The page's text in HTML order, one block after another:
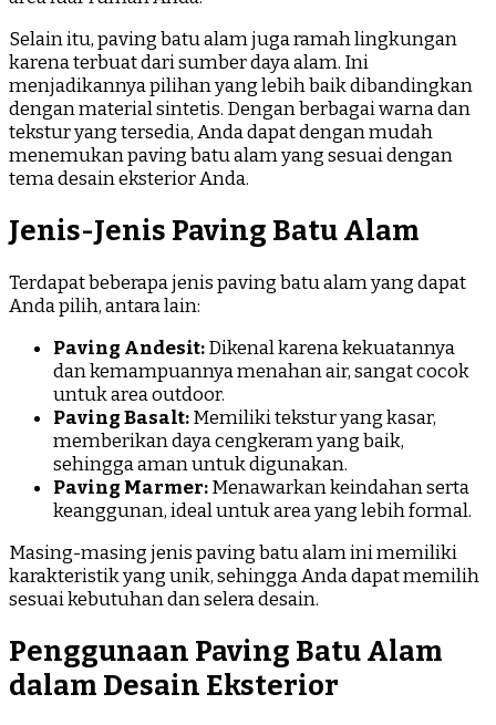
Selain itu, paving batu alam juga ramah lingkungan
karena terbuat dari sumber daya alam. Ini
menjadikannya pilihan yang lebih baik dibandingkan
dengan material sintetis. Dengan berbagai warna dan
tekstur yang tersedia, Anda dapat dengan mudah
menemukan paving batu alam yang sesuai dengan
tema desain eksterior Anda.
Jenis-Jenis Paving Batu Alam
Terdapat beberapa jenis paving batu alam yang dapat
Anda pilih, antara lain:
Paving Andesit:Dikenal karena kekuatannya
dan kemampuannya menahan air, sangat cocok
untuk area outdoor.
Paving Basalt:Memiliki tekstur yang kasar,
memberikan daya cengkeram yang baik,
sehingga aman untuk digunakan.
Paving Marmer:Menawarkan keindahan serta
keanggunan, ideal untuk area yang lebih formal.
Masing-masing jenis paving batu alam ini memiliki
karakteristik yang unik, sehingga Anda dapat memilih
sesuai kebutuhan dan selera desain.
Penggunaan Paving Batu Alam
dalam Desain Eksterior